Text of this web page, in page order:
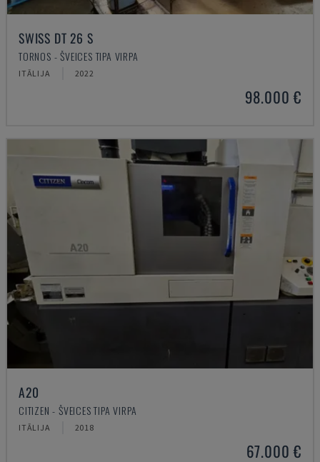
SWISS DT 26 S
TORNOS - ŠVEICES TIPA VIRPA
ITĀLIJA 2022
98.000 €
A20
CITIZEN - ŠVEICES TIPA VIRPA
ITĀLIJA 2018
67.000 €